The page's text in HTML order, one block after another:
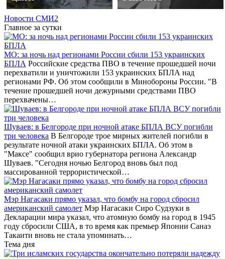
Новости СМИ2
Главное за сутки
МО: за ночь над регионами России сбили 153 украинских
БПЛА Российские средства ПВО в течение прошедшей ночи
перехватили и уничтожили 153 украинских БПЛА над
регионами РФ. Об этом сообщили в Минобороны России. "В
течение прошедшей ночи дежурными средствами ПВО
перехвачены…
Шуваев: в Белгороде при ночной атаке БПЛА ВСУ погибли
три человека В Белгороде трое мирных жителей погибли в
результате ночной атаки украинских БПЛА. Об этом в
"Максе" сообщил врио губернатора региона Александр
Шуваев. "Сегодня ночью Белгород вновь был под
массированной террористической…
Мэр Нагасаки прямо указал, что бомбу на город сбросил
американский самолет Мэр Нагасаки Сиро Судзуки в
Декларации мира указал, что атомную бомбу на город в 1945
году сбросили США, в то время как премьер Японии Санаэ
Такаити вновь не стала упоминать…
Тема дня